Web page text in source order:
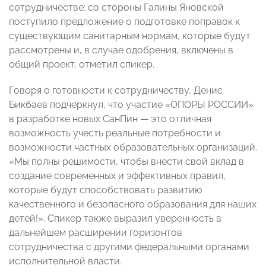
сотрудничестве: со стороны Галины Яновской
поступило предложение о подготовке поправок к
существующим санитарным нормам, которые будут
рассмотрены и, в случае одобрения, включены в
общий проект, отметил спикер.
Говоря о готовности к сотрудничеству, Денис
Бикбаев подчеркнул, что участие «ОПОРЫ РОССИИ»
в разработке новых СанПин — это отличная
возможность учесть реальные потребности и
возможности частных образовательных организаций.
«Мы полны решимости, чтобы внести свой вклад в
создание современных и эффективных правил,
которые будут способствовать развитию
качественного и безопасного образования для наших
детей!». Спикер также выразил уверенность в
дальнейшем расширении горизонтов
сотрудничества с другими федеральными органами
исполнительной власти.